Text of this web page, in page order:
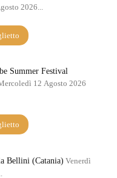
2026...
Summer Festival
12 Agosto 2026
Bellini (Catania) Venerdì